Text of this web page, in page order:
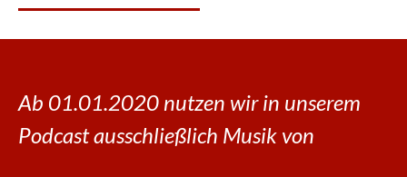
Ab 01.01.2020 nutzen wir in unserem
Podcast ausschließlich Musik von